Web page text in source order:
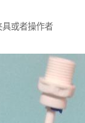
或者操作者